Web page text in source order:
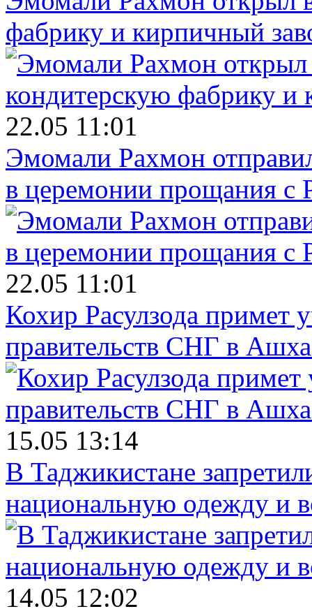
фабрику и кирпичный
22.05 11:01
Эмомали Рахмон
в церемонии прощания с
22.05 11:01
Кохир Расулзода примет
правительств СНГ в
15.05 13:14
В Таджикистане
национальную одежду и
14.05 12:02